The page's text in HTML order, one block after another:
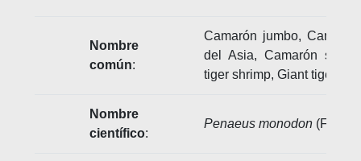
Nombre
común:
Camarón jumbo,
del Asia, Camarón
tiger shrimp, Giant tiger
Nombre
científico:
Penaeus monodon